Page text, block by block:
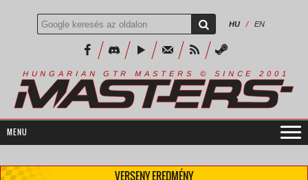
HU / EN
H U N G A R I A N G T R M A S T E R S © S I N C E 2 0 0 1
VERSENY EREDMÉNY